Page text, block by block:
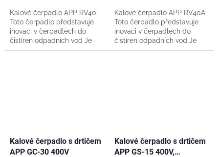
Kalové čerpadlo APP RV40
Toto čerpadlo představuje
inovaci v čerpadlech do
čistíren odpadních vod Je
vyrobeno z pevného termo-
Kalové čerpadlo APP RV40A
Toto čerpadlo představuje
inovaci v čerpadlech do
čistíren odpadních vod Je
vyrobeno z pevného termo-
Kalové čerpadlo s drtičem
APP GC-30 400V
Kalové čerpadlo s drtičem
APP GS-15 400V,